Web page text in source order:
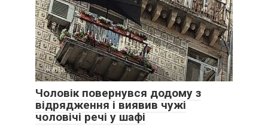
Життя 0
Чоловік повернувся додому з
відрядження і виявив чужі
чоловічі речі у шафі